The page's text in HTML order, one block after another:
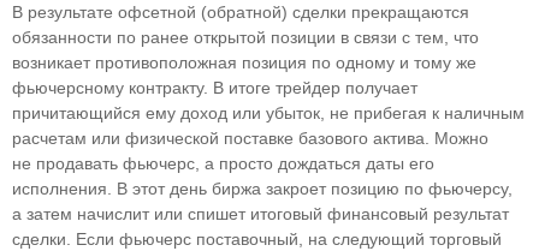
В результате офсетной (обратной) сделки прекращаются
обязанности по ранее открытой позиции в связи с тем, что
возникает противоположная позиция по одному и тому же
фьючерсному контракту. В итоге трейдер получает
причитающийся ему доход или убыток, не прибегая к наличным
расчетам или физической поставке базового актива. Можно
не продавать фьючерс, а просто дождаться даты его
исполнения. В этот день биржа закроет позицию по фьючерсу,
а затем начислит или спишет итоговый финансовый результат
сделки. Если фьючерс поставочный, на следующий торговый